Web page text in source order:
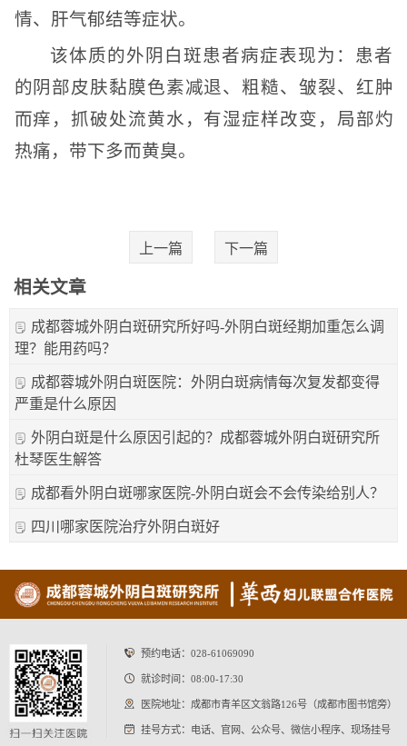
情、肝气郁结等症状。
该体质的外阴白斑患者病症表现为：患者
的阴部皮肤黏膜色素减退、粗糙、皱裂、红肿
而痒，抓破处流黄水，有湿症样改变，局部灼
热痛，带下多而黄臭。
上一篇 下一篇
相关文章
成都蓉城外阴白斑研究所好吗-外阴白斑经期加重怎么调
理？能用药吗？
成都蓉城外阴白斑医院：外阴白斑病情每次复发都变得
严重是什么原因
外阴白斑是什么原因引起的？成都蓉城外阴白斑研究所
杜琴医生解答
成都看外阴白斑哪家医院-外阴白斑会不会传染给别人？
四川哪家医院治疗外阴白斑好
预约电话： 028-61069090
就诊时间：08:00-17:30
医院地址：成都市青羊区文翁路126号（成都市图书馆旁）
挂号方式：电话、官网、公众号、微信小程序、现场挂号